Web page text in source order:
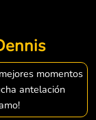
momentos
antelación